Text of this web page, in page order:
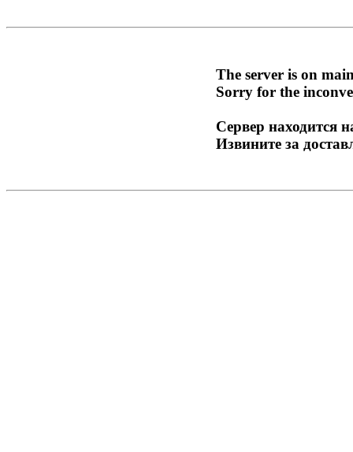
The server is on
Sorry for the
Сервер находится
Извините за